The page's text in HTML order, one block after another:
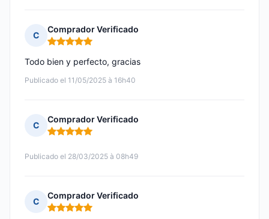
C
Comprador Verificado
Nota: 5 de 5
Publicado el 11/05/2025 à 16h40
Todo bien y perfecto, gracias
C
Comprador Verificado
Nota: 5 de 5
Publicado el 28/03/2025 à 08h49
C
Comprador Verificado
Nota: 5 de 5